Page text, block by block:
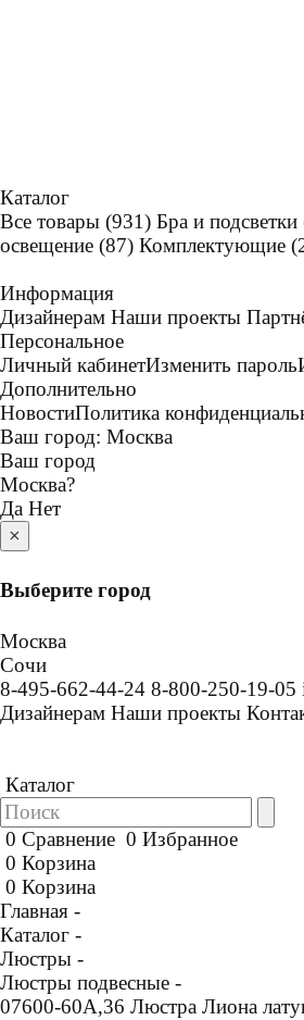
Каталог
Все товары (931) Бра и подсветки
освещение (87) Комплектующие
Информация
Дизайнерам Наши проекты
Персональное
Личный кабинетИзменить пароль
Дополнительно
НовостиПолитика
Ваш город: Москва
Ваш город
Москва?
Да Нет
×
Выберите город
Москва
Сочи
8-495-662-44-24 8-800-250-19-05
Дизайнерам Наши проекты
Каталог
0 Сравнение 0 Избранное
0 Корзина
0 Корзина
Главная -
Каталог -
Люстры -
Люстры подвесные -
07600-60A,36 Люстра Лиона